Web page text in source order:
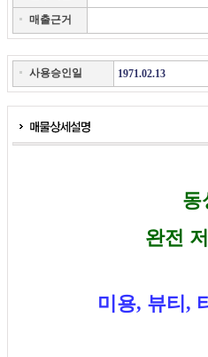
매출근거
사용승인일 1971.02.13
동
완전
미용, 뷰티,